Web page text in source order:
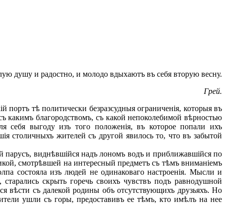
душу и радостно, и молодо вдыхаютъ въ себя вторую весну.
Грей.
тѣ политически безразсудныя ограниченія, которыя въ
какимъ благородствомъ, съ какой непоколебимой вѣрностью
себя выгоду изъ того положенія, въ которое попали ихъ
столичныхъ жителей съ другой явилось то, что въ забытой
парусъ, виднѣвшійся надъ лономъ водъ и приближавшійся по
смотрѣвшей на интересный предметъ съ тѣмъ вниманіемъ
состояла изъ людей не одинаковаго настроенія. Мысли и
скрыть горечь своихъ чувствъ подъ равнодушной
вѣсти съ далекой родины объ отсутствующихъ друзьяхъ. Но
ушли съ горы, предоставивъ ее тѣмъ, кто имѣлъ на нее